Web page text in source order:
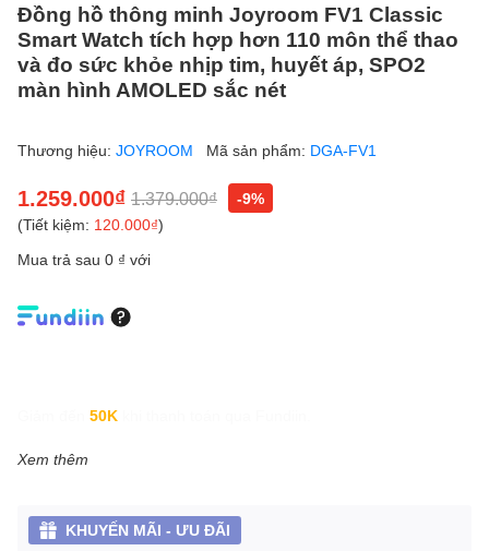
Đồng hồ thông minh Joyroom FV1 Classic
Smart Watch tích hợp hơn 110 môn thể thao
và đo sức khỏe nhịp tim, huyết áp, SPO2
màn hình AMOLED sắc nét
Thương hiệu: JOYROOM Mã sản phẩm: DGA-FV1
1.259.000₫ 1.379.000₫
-9%
(Tiết kiệm: 120.000₫)
Mua trả sau 0 ₫ với
50K
Xem thêm
KHUYẾN MÃI - ƯU ĐÃI